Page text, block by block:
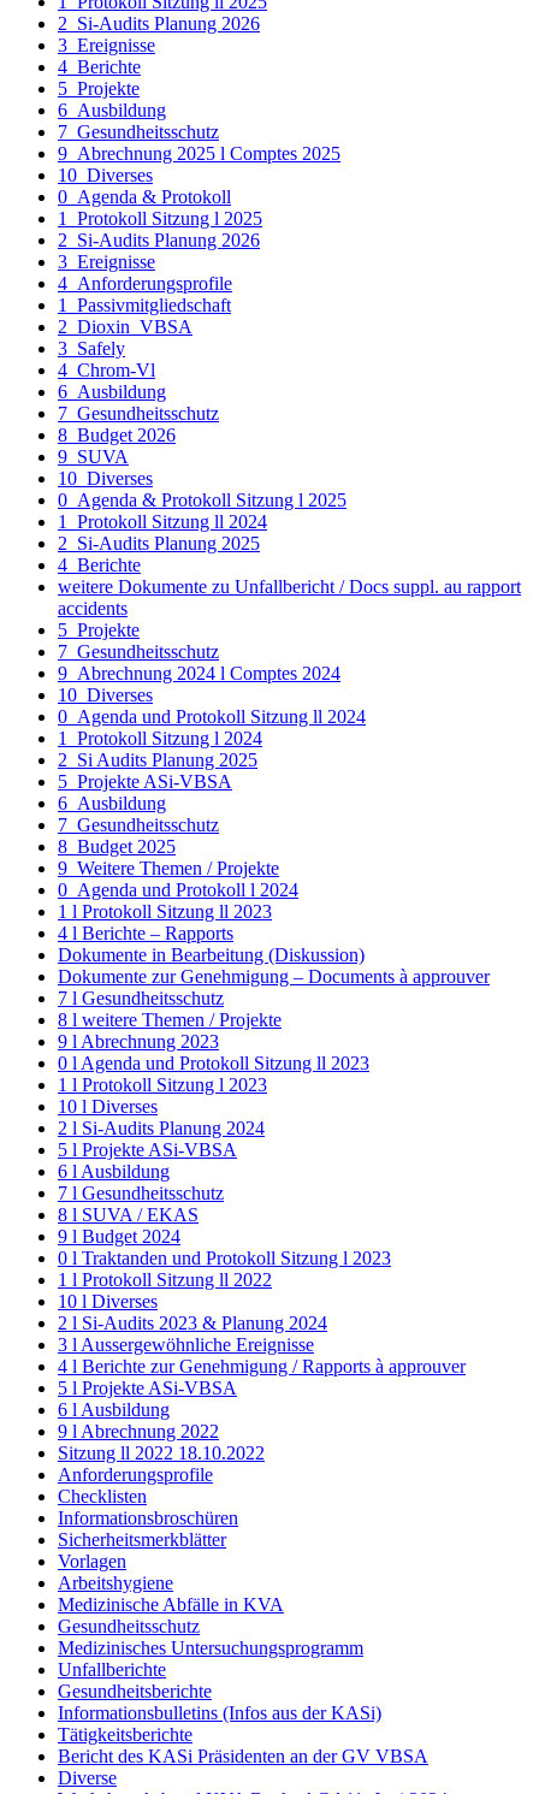
2_Si-Audits Planung 2026
3_Ereignisse
4_Berichte
5_Projekte
6_Ausbildung
7_Gesundheitsschutz
9_Abrechnung 2025 l Comptes 2025
10_Diverses
0_Agenda & Protokoll
1_Protokoll Sitzung l 2025
2_Si-Audits Planung 2026
3_Ereignisse
4_Anforderungsprofile
1_Passivmitgliedschaft
2_Dioxin_VBSA
3_Safely
4_Chrom-Vl
6_Ausbildung
7_Gesundheitsschutz
8_Budget 2026
9_SUVA
10_Diverses
0_Agenda & Protokoll Sitzung l 2025
1_Protokoll Sitzung ll 2024
2_Si-Audits Planung 2025
4_Berichte
weitere Dokumente zu Unfallbericht / Docs suppl. au rapport
accidents
5_Projekte
7_Gesundheitsschutz
9_Abrechnung 2024 l Comptes 2024
10_Diverses
0_Agenda und Protokoll Sitzung ll 2024
1_Protokoll Sitzung l 2024
2_Si Audits Planung 2025
5_Projekte ASi-VBSA
6_Ausbildung
7_Gesundheitsschutz
8_Budget 2025
9_Weitere Themen / Projekte
0_Agenda und Protokoll l 2024
1 l Protokoll Sitzung ll 2023
4 l Berichte – Rapports
Dokumente in Bearbeitung (Diskussion)
Dokumente zur Genehmigung – Documents à approuver
7 l Gesundheitsschutz
8 l weitere Themen / Projekte
9 l Abrechnung 2023
0 l Agenda und Protokoll Sitzung ll 2023
1 l Protokoll Sitzung l 2023
10 l Diverses
2 l Si-Audits Planung 2024
5 l Projekte ASi-VBSA
6 l Ausbildung
7 l Gesundheitsschutz
8 l SUVA / EKAS
9 l Budget 2024
0 l Traktanden und Protokoll Sitzung l 2023
1 l Protokoll Sitzung ll 2022
10 l Diverses
2 l Si-Audits 2023 & Planung 2024
3 l Aussergewöhnliche Ereignisse
4 l Berichte zur Genehmigung / Rapports à approuver
5 l Projekte ASi-VBSA
6 l Ausbildung
9 l Abrechnung 2022
Sitzung ll 2022 18.10.2022
Anforderungsprofile
Checklisten
Informationsbroschüren
Sicherheitsmerkblätter
Vorlagen
Arbeitshygiene
Medizinische Abfälle in KVA
Gesundheitsschutz
Medizinisches Untersuchungsprogramm
Unfallberichte
Gesundheitsberichte
Informationsbulletins (Infos aus der KASi)
Tätigkeitsberichte
Bericht des KASi Präsidenten an der GV VBSA
Diverse